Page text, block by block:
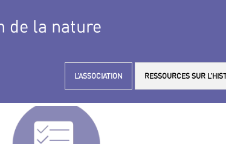
de la nature
L’ASSOCIATION RESSOURCES SUR